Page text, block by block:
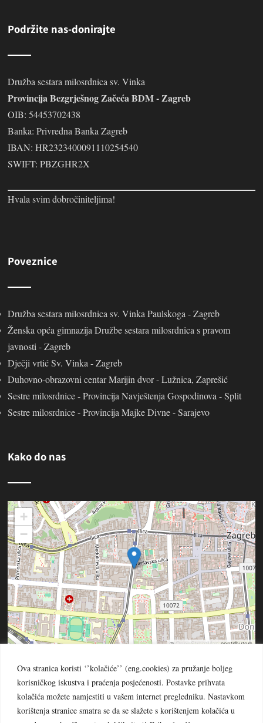
Ova stranica koristi ‘’kolačiće’’ (eng.cookies) za pružanje boljeg
korisničkog iskustva i praćenja posjećenosti. Postavke prihvata
kolačića možete namjestiti u vašem internet pregledniku. Nastavkom
korištenja stranice smatra se da se slažete s korištenjem kolačića u
Podržite nas-donirajte
Družba sestara milosrdnica sv. Vinka
Provincija Bezgrješnog Začeća BDM - Zagreb
OIB: 54453702438
Banka: Privredna Banka Zagreb
IBAN: HR2323400091110254540
SWIFT: PBZGHR2X
Hvala svim dobročiniteljima!
Poveznice
Družba sestara milosrdnica sv. Vinka Paulskoga - Zagreb
Ženska opća gimnazija Družbe sestara milosrdnica s pravom
javnosti - Zagreb
Dječji vrtić Sv. Vinka - Zagreb
Duhovno-obrazovni centar Marijin dvor - Lužnica, Zaprešić
Sestre milosrdnice - Provincija Navještenja Gospodinova - Split
Sestre milosrdnice - Provincija Majke Divne - Sarajevo
Kako do nas
+
−
©OpenStreetMapcontributors
© PROVINCIJA BEZGRJEŠNOG ZAČEĆA BDM -